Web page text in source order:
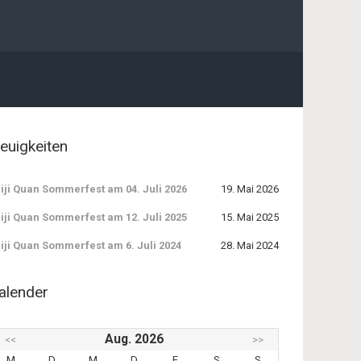
Quan Sommerfest am 04. Juli 2026 19. Mai 2026
Quan Sommerfest am 12. Juli 2025 15. Mai 2025
Quan Sommerfest am 6. Juli 2024 28. Mai 2024
<< Aug. 2026
>>